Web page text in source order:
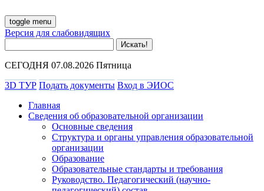
toggle menu
Версия для слабовидящих
СЕГОДНЯ 07.08.2026 Пятница
3D ТУР Подать документы Вход в ЭИОС
Главная
Сведения об образовательной организации
Основные сведения
Структура и органы управления образовательной
организации
Образование
Образовательные стандарты и требования
Руководство. Педагогический (научно-